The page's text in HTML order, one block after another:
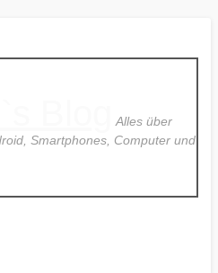
Alles über
Smartphones, Computer und